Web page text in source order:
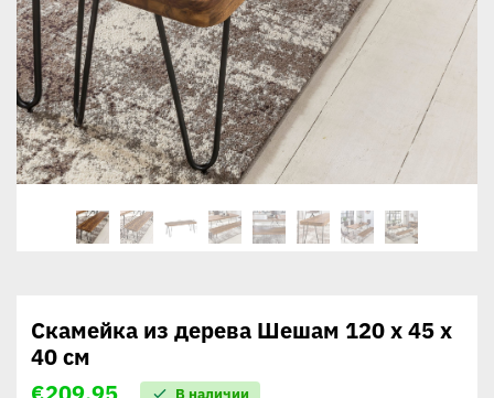
Скамейка из дерева Шешам 120 x 45 x
40 см